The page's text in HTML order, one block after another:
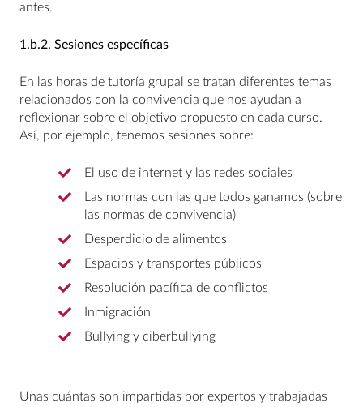
antes.
1.b.2. Sesiones específicas
En las horas de tutoría grupal se tratan diferentes temas
relacionados con la convivencia que nos ayudan a
reflexionar sobre el objetivo propuesto en cada curso.
Así, por ejemplo, tenemos sesiones sobre:
El uso de internet y las redes sociales
Las normas con las que todos ganamos (sobre
las normas de convivencia)
Desperdicio de alimentos
Espacios y transportes públicos
Resolución pacífica de conflictos
Inmigración
Bullying y ciberbullying
Unas cuántas son impartidas por expertos y trabajadas